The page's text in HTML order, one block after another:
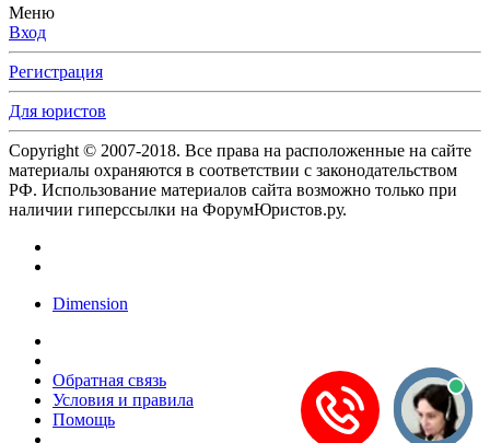
Меню
Вход
Регистрация
Для юристов
Copyright © 2007-2018. Все права на расположенные на сайте
материалы охраняются в соответствии с законодательством
РФ. Использование материалов сайта возможно только при
наличии гиперссылки на ФорумЮристов.ру.
Dimension
Обратная связь
Условия и правила
Помощь